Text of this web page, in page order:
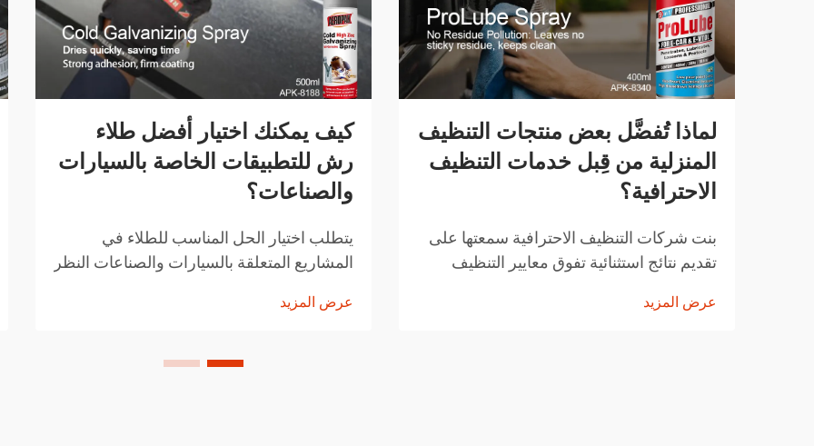
لماذا تُفضَّل بعض منتجات التنظيف
المنزلية من قِبل خدمات التنظيف
الاحترافية؟
بنت شركات التنظيف الاحترافية سمعتها على
تقديم نتائج استثنائية تفوق معايير التنظيف
اختيارات عشوائية، بل هي حلول تم اختيارها
عرض المزيد
كيف يمكنك اختيار أفضل طلاء
رش للتطبيقات الخاصة بالسيارات
والصناعات؟
يتطلب اختيار الحل المناسب للطلاء في
المشاريع المتعلقة بالسيارات والصناعات النظر
وخصائص الأداء. وقد ثوّرت تقنيات الطلاء
في تطبيق التشطيبات.
عرض المزيد